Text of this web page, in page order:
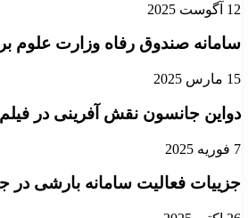
12 آگوست 2025
سامانه صندوق رفاه وزارت علوم
15 مارس 2025
دواین جانسون نقش آفرینی در
7 فوریه 2025
جزییات فعالیت سامانه بارشی در